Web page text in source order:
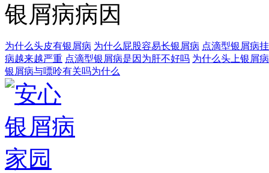
银屑病病因
为什么头皮有银屑病 为什么屁股容易长银屑病 点滴型银屑病
病越来越严重 点滴型银屑病是因为肝不好吗 为什么头上银屑
银屑病与嘌呤有关吗为什么